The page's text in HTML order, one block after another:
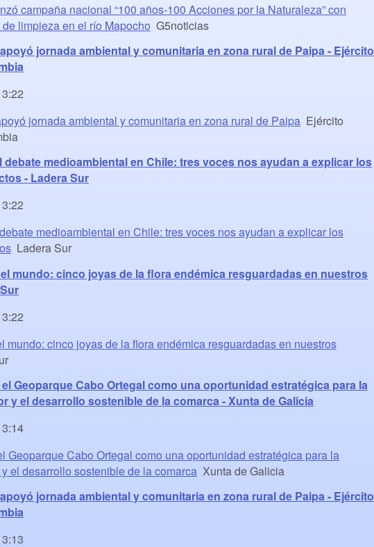
campaña nacional “100 años-100 Acciones por la Naturaleza” con
limpieza en el río Mapocho G5noticias
jornada ambiental y comunitaria en zona rural de Paipa - Ejército
jornada ambiental y comunitaria en zona rural de Paipa Ejército
debate medioambiental en Chile: tres voces nos ayudan a explicar los
- Ladera Sur
medioambiental en Chile: tres voces nos ayudan a explicar los
Ladera Sur
mundo: cinco joyas de la flora endémica resguardadas en nuestros
mundo: cinco joyas de la flora endémica resguardadas en nuestros
Geoparque Cabo Ortegal como una oportunidad estratégica para la
y el desarrollo sostenible de la comarca - Xunta de Galicia
Geoparque Cabo Ortegal como una oportunidad estratégica para la
el desarrollo sostenible de la comarca Xunta de Galicia
jornada ambiental y comunitaria en zona rural de Paipa - Ejército